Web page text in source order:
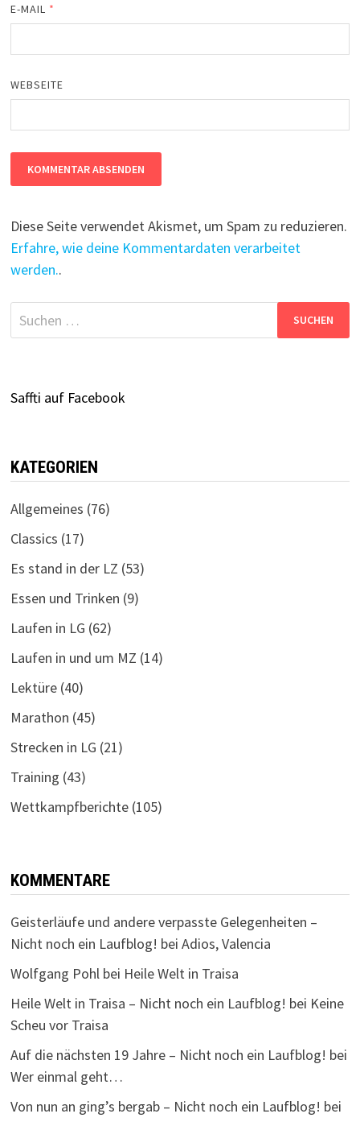
E-MAIL *
WEBSEITE
Diese Seite verwendet Akismet, um Spam zu reduzieren.
Erfahre, wie deine Kommentardaten verarbeitet
werden..
Suchen
nach:
Saffti auf Facebook
KATEGORIEN
Allgemeines (76)
Classics (17)
Es stand in der LZ (53)
Essen und Trinken (9)
Laufen in LG (62)
Laufen in und um MZ (14)
Lektüre(40)
Marathon (45)
Strecken in LG (21)
Training (43)
Wettkampfberichte(105)
KOMMENTARE
Geisterläufe und andere verpasste Gelegenheiten –
Nicht noch ein Laufblog! bei Adios, Valencia
Wolfgang Pohlbei Heile Welt in Traisa
Heile Welt in Traisa – Nicht noch ein Laufblog! bei Keine
Scheu vor Traisa
Auf die nächsten 19 Jahre – Nicht noch ein Laufblog! bei
Wer einmal geht…
Von nun an ging’s bergab – Nicht noch ein Laufblog! bei